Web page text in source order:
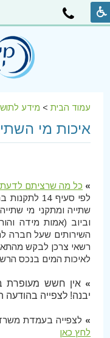
עמוד הבית> מידע
איכות מי
» כל מה שרציתם לדעת
לפי סעיף
וביוב (אמות מידה
רשאי צרכן לבקש
לאיכות המים בנכס
»אין חשש מעופרת
יבנה! לצפייה בהודעה
» לצפייה בעמדת
לחץ כאן